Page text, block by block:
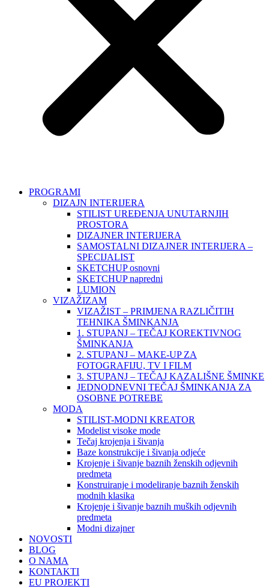
PROGRAMI
DIZAJN INTERIJERA
STILIST UREĐENJA UNUTARNJIH
PROSTORA
DIZAJNER INTERIJERA
SAMOSTALNI DIZAJNER INTERIJERA –
SPECIJALIST
SKETCHUP osnovni
SKETCHUP napredni
LUMION
VIZAŽIZAM
VIZAŽIST – PRIMJENA RAZLIČITIH
TEHNIKA ŠMINKANJA
1. STUPANJ – TEČAJ KOREKTIVNOG
ŠMINKANJA
2. STUPANJ – MAKE-UP ZA
FOTOGRAFIJU, TV I FILM
3. STUPANJ – TEČAJ KAZALIŠNE ŠMINKE
JEDNODNEVNI TEČAJ ŠMINKANJA ZA
OSOBNE POTREBE
MODA
STILIST-MODNI KREATOR
Modelist visoke mode
Tečaj krojenja i šivanja
Baze konstrukcije i šivanja odjeće
Krojenje i šivanje baznih ženskih odjevnih
predmeta
Konstruiranje i modeliranje baznih ženskih
modnih klasika
Krojenje i šivanje baznih muških odjevnih
predmeta
Modni dizajner
NOVOSTI
BLOG
O NAMA
KONTAKTI
EU PROJEKTI